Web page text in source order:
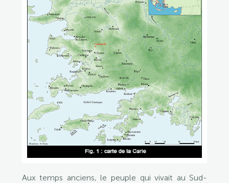
Aux temps anciens, le peuple qui vivait au Sud-